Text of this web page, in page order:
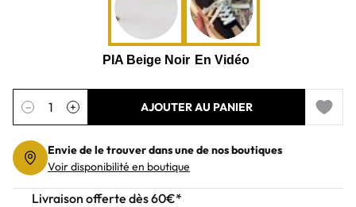
Quantité
− + AJOUTER AU PANIER
Add to
Envie de le trouver dans une de nos boutiques
Voir disponibilité en boutique
Livraison offerte dès 60€*